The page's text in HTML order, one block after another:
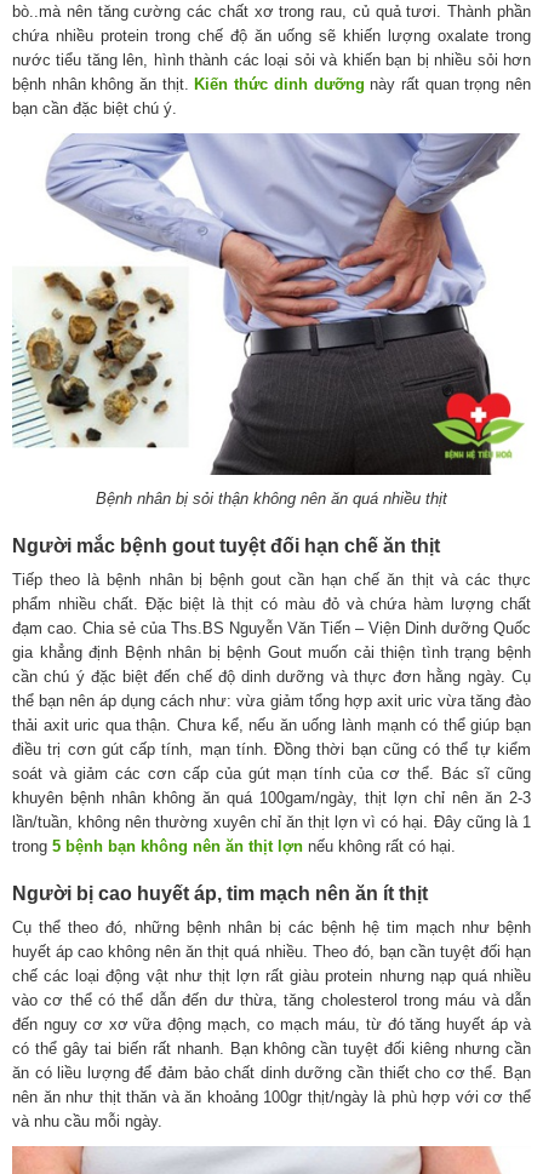
bò..mà nên tăng cường các chất xơ trong rau, củ quả tươi. Thành phần
chứa nhiều protein trong chế độ ăn uống sẽ khiến lượng oxalate trong
nước tiểu tăng lên, hình thành các loại sỏi và khiến bạn bị nhiều sỏi hơn
bệnh nhân không ăn thịt.
Kiến thức dinh dưỡng này rất quan trọng nên
bạn cần đặc biệt chú ý.
Bệnh nhân bị sỏi thận không nên ăn quá nhiều thịt
Người mắc bệnh gout tuyệt đối hạn chế ăn thịt
Tiếp theo là bệnh nhân bị bệnh gout cần hạn chế ăn thịt và các thực
phẩm nhiều chất. Đặc biệt là thịt có màu đỏ và chứa hàm lượng chất
đạm cao. Chia sẻ của Ths.BS Nguyễn Văn Tiến – Viện Dinh dưỡng Quốc
gia khẳng định Bệnh nhân bị bệnh Gout muốn cải thiện tình trạng bệnh
cần chú ý đặc biệt đến chế độ dinh dưỡng và thực đơn hằng ngày. Cụ
thể bạn nên áp dụng cách như: vừa giảm tổng hợp axit uric vừa tăng đào
thải axit uric qua thận. Chưa kể, nếu ăn uống lành mạnh có thể giúp bạn
điều trị cơn gút cấp tính, mạn tính. Đồng thời bạn cũng có thể tự kiểm
soát và giảm các cơn cấp của gút mạn tính của cơ thể. Bác sĩ cũng
khuyên bệnh nhân không ăn quá 100gam/ngày, thịt lợn chỉ nên ăn 2-3
lần/tuần, không nên thường xuyên chỉ ăn thịt lợn vì có hại. Đây cũng là 1
trong 5 bệnh bạn không nên ăn thịt lợn nếu không rất có hại.
Người bị cao huyết áp, tim mạch nên ăn ít thịt
Cụ thể theo đó, những bệnh nhân bị các bệnh hệ tim mạch như bệnh
huyết áp cao không nên ăn thịt quá nhiều. Theo đó, bạn cần tuyệt đối hạn
chế các loại động vật như thịt lợn rất giàu protein nhưng nạp quá nhiều
vào cơ thể có thể dẫn đến dư thừa, tăng cholesterol trong máu và dẫn
đến nguy cơ xơ vữa động mạch, co mạch máu, từ đó tăng huyết áp và
có thể gây tai biến rất nhanh. Bạn không cần tuyệt đối kiêng nhưng cần
ăn có liều lượng để đảm bảo chất dinh dưỡng cần thiết cho cơ thể. Bạn
nên ăn như thịt thăn và ăn khoảng 100gr thịt/ngày là phù hợp với cơ thể
và nhu cầu mỗi ngày.